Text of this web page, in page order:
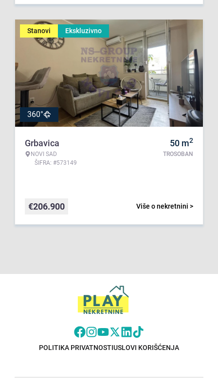
Stanovi Ekskluzivno
360°
Grbavica
NOVI SAD
ŠIFRA: #573149
50 m2
TROSOBAN
Više o nekretnini >
€206.900
POLITIKA PRIVATNOSTIUSLOVI KORIŠĆENJA